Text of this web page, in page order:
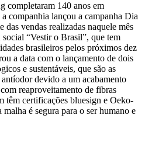
completaram 140 anos em
companhia lançou a campanha Dia
das vendas realizadas naquele mês
“Vestir o Brasil”, que tem
brasileiros pelos próximos dez
a data com o lançamento de dois
e sustentáveis, que são as
devido a um acabamento
reaproveitamento de fibras
têm certificações bluesign e Oeko-
malha é segura para o ser humano e